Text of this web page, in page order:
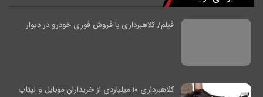
فیلم/ کلاهبرداری با فروش فوری خودرو در دیوار
کلاهبرداری ۱۰ میلیاردی از خریداران موبایل و لپتاپ